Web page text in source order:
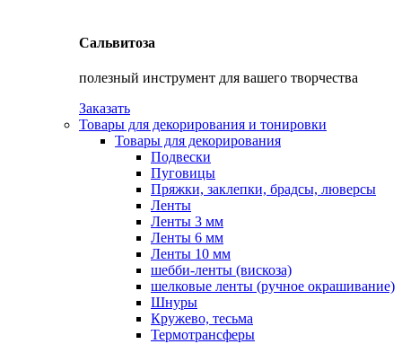
Сальвитоза
полезный инструмент для вашего творчества
Заказать
Товары для декорирования и тонировки
Товары для декорирования
Подвески
Пуговицы
Пряжки, заклепки, брадсы, люверсы
Ленты
Ленты 3 мм
Ленты 6 мм
Ленты 10 мм
шебби-ленты (вискоза)
шелковые ленты (ручное окрашивание)
Шнуры
Кружево, тесьма
Термотрансферы